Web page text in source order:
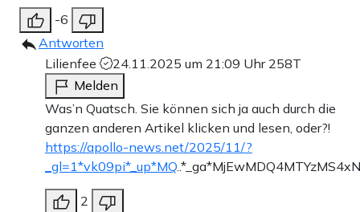
-6
Antworten
Lilienfee
24.11.2025 um 21:09 Uhr 258T
Melden
Was’n Quatsch. Sie können sich ja auch durch die
ganzen anderen Artikel klicken und lesen, oder?!
https://apollo-news.net/2025/11/?
_gl=1*vk09pi*_up*MQ
2